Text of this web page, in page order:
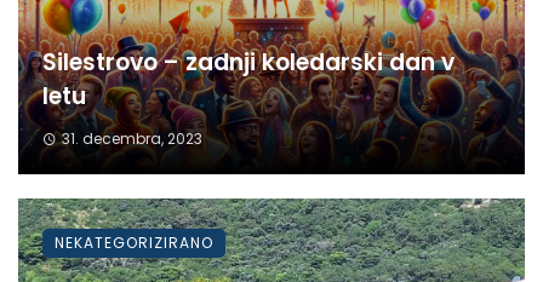
Silestrovo – zadnji koledarski dan v
letu
31. decembra, 2023
NEKATEGORIZIRANO